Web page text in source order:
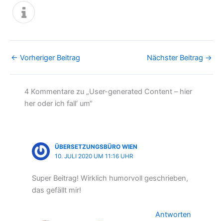
← Vorheriger Beitrag Nächster Beitrag →
4 Kommentare zu „User-generated Content – hier
her oder ich fall‘ um“
ÜBERSETZUNGSBÜRO WIEN
10. JULI 2020 UM 11:16 UHR
Super Beitrag! Wirklich humorvoll geschrieben,
das gefällt mir!
Antworten